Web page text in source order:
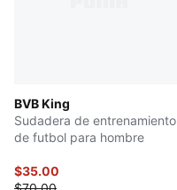
BVB King
Sudadera de entrenamiento
de futbol para hombre
$35.00